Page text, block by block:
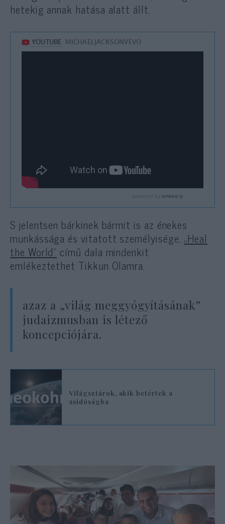
hetekig annak hatása alatt állt.
S jelentsen bárkinek bármit is az énekes
munkássága és vitatott személyisége, „Heal
the World” című dala mindenkit
emlékeztethet Tikkun Olamra,
azaz a „világ meggyógyításának”
judaizmusban is létező
koncepciójára.
Világsztárok, akik betértek a
zsidóságba